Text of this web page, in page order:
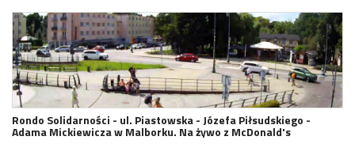
Rondo Solidarności - ul. Piastowska - Józefa Piłsudskiego -
Adama Mickiewicza w Malborku. Na żywo z McDonald's